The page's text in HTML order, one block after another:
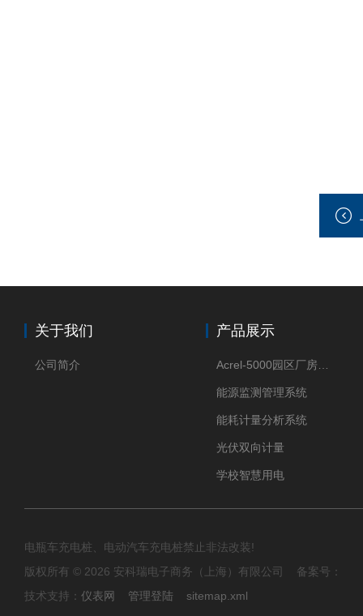
关于我们
公司简介
产品展示
能源监测管理系统
能耗计量分析系统
光伏双向计量
学校智慧用电
电瓶车充电桩、电动汽车充电桩禁止非法改装!
版权所有 © 2026 安科瑞电子商务（上海）有限公司 备案号：
技术支持： 仪表网 管理登陆 sitemap.xml